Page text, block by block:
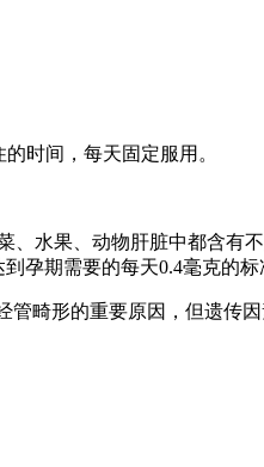
时间，每天固定服用。
水果、动物肝脏中都含有
孕期需要的每天0.4毫克的标
畸形的重要原因，但遗传